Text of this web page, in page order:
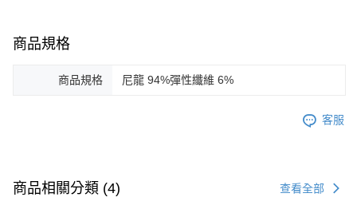
商品規格
商品規格 尼龍 94%彈性纖維 6%
客服
商品相關分類 (4) 查看全部